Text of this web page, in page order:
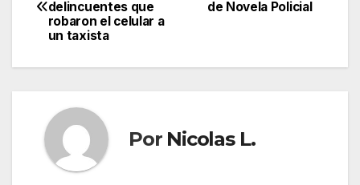
de
de Novela Policial
delincuentes que
robaron el celular a
un taxista
Por Nicolas L.